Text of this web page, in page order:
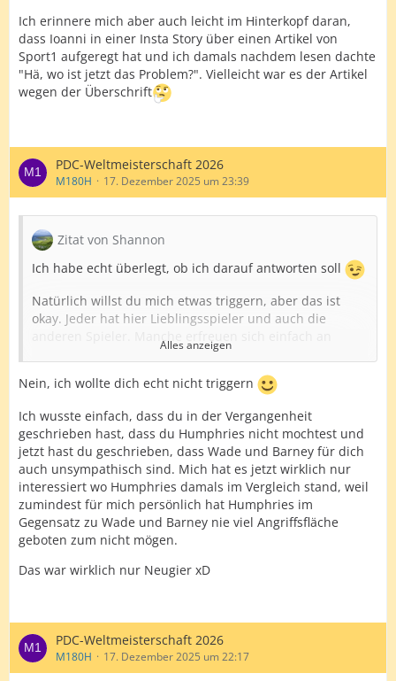
Ich erinnere mich aber auch leicht im Hinterkopf daran,
dass Ioanni in einer Insta Story über einen Artikel von
Sport1 aufgeregt hat und ich damals nachdem lesen dachte
"Hä, wo ist jetzt das Problem?". Vielleicht war es der Artikel
wegen der Überschrift
PDC-Weltmeisterschaft 2026
M180H 17. Dezember 2025 um 23:39
Zitat von Shannon
Ich habe echt überlegt, ob ich darauf antworten soll
Natürlich willst du mich etwas triggern, aber das ist
okay. Jeder hat hier Lieblingsspieler und auch die
guten oder spannenden Darts-Matches unabhängig von
und Humphries extrem geändert hat.
Meines Erachtens aber, weil auch Humphries einen
Wandel durchgemacht hat. Vom ständig nörgelnden
"alles ist gegen mich", zu einem sehr fairen,
resilllienten Sportsmann, der auch in der Niederlage
Größe beweist.
Bei Barney und Wade sehe ich keinen Wandel.
Bei Beiden wird das Verhalten eher schlimmer oder
Barney hatte schon immer Motivationsprobleme in den
letzten Jahren, seine Körpersprache war da immer sehr
aufschlussreich. NERVEN tut dann eher seine
Alles anzeigen
Nein, ich wollte dich echt nicht triggern
Ich wusste einfach, dass du in der Vergangenheit
geschrieben hast, dass du Humphries nicht mochtest und
jetzt hast du geschrieben, dass Wade und Barney für dich
auch unsympathisch sind. Mich hat es jetzt wirklich nur
interessiert wo Humphries damals im Vergleich stand, weil
zumindest für mich persönlich hat Humphries im
Gegensatz zu Wade und Barney nie viel Angriffsfläche
geboten zum nicht mögen.
Das war wirklich nur Neugier xD
PDC-Weltmeisterschaft 2026
M180H 17. Dezember 2025 um 22:17